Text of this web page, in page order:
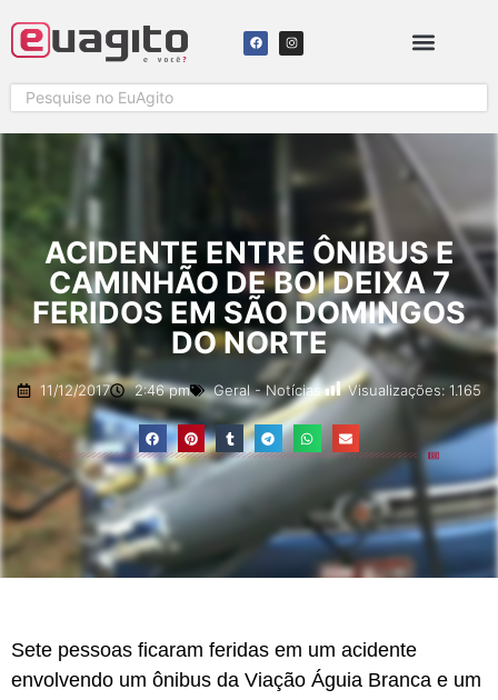
ACIDENTE ENTRE ÔNIBUS E
CAMINHÃO DE BOI DEIXA 7
FERIDOS EM SÃO DOMINGOS
DO NORTE
11/12/2017 2:46 pm Geral-Notícias Visualizações: 1.165
Sete pessoas ficaram feridas em um acidente
envolvendo um ônibus da Viação Águia Branca e um